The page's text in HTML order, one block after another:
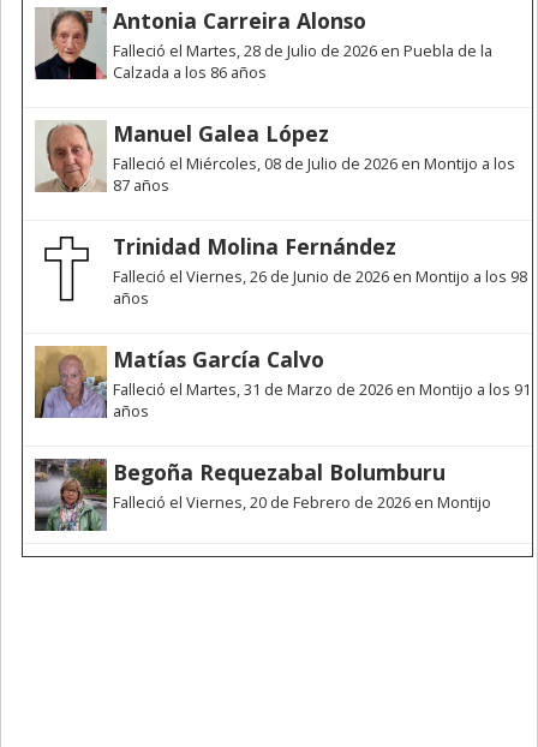
Antonia Carreira Alonso
Falleció el Martes, 28 de Julio de 2026 en Puebla de la
Calzada a los 86 años
Manuel Galea López
Falleció el Miércoles, 08 de Julio de 2026 en Montijo a los
87 años
Trinidad Molina Fernández
Falleció el Viernes, 26 de Junio de 2026 en Montijo a los 98
años
Matías García Calvo
Falleció el Martes, 31 de Marzo de 2026 en Montijo a los 91
años
Begoña Requezabal Bolumburu
Falleció el Viernes, 20 de Febrero de 2026 en Montijo